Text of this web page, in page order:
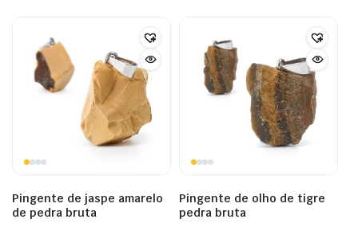
Pingente de jaspe amarelo
de pedra bruta
Pingente de olho de tigre
pedra bruta